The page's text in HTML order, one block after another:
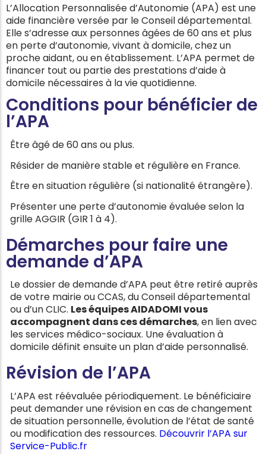
L’Allocation Personnalisée d’Autonomie (APA) est une
aide financière versée par le Conseil départemental.
Elle s’adresse aux personnes âgées de 60 ans et plus
en perte d’autonomie, vivant à domicile, chez un
proche aidant, ou en établissement. L’APA permet de
financer tout ou partie des prestations d’aide à
domicile nécessaires à la vie quotidienne.
Conditions pour bénéficier de
l’APA
Être âgé de 60 ans ou plus.
Résider de manière stable et régulière en France.
Être en situation régulière (si nationalité étrangère).
Présenter une perte d’autonomie évaluée selon la
grille AGGIR (GIR 1 à 4).
Démarches pour faire une
demande d’APA
Le dossier de demande d’APA peut être retiré auprès
de votre mairie ou CCAS, du Conseil départemental
ou d’un CLIC. Les équipes AIDADOMI vous
accompagnent dans ces démarches, en lien avec
les services médico-sociaux. Une évaluation à
domicile définit ensuite un plan d’aide personnalisé.
Révision de l’APA
L’APA est réévaluée périodiquement. Le bénéficiaire
peut demander une révision en cas de changement
de situation personnelle, évolution de l’état de santé
ou modification des ressources. Découvrir l’APA sur
Service-Public.fr